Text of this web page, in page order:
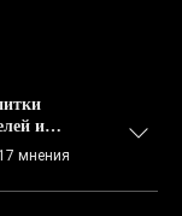
и
мнения